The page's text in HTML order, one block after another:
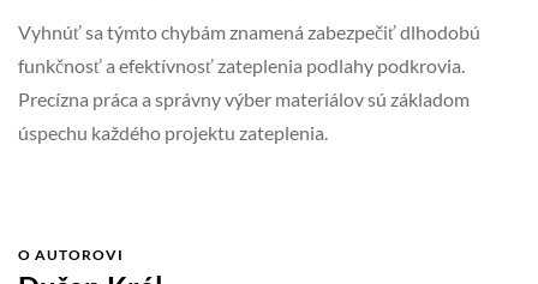
Vyhnúť sa týmto chybám znamená zabezpečiť dlhodobú
funkčnosť a efektívnosť zateplenia podlahy podkrovia.
Precízna práca a správny výber materiálov sú základom
úspechu každého projektu zateplenia.
O AUTOROVI